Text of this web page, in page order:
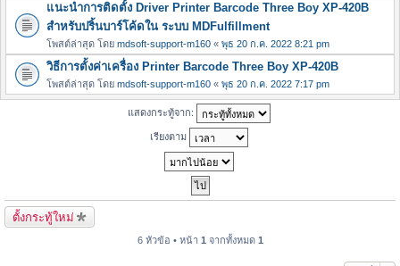
แนะนำการติดตั้ง Driver Printer Barcode Three Boy XP-420B
สำหรับปริ้นบาร์โค้ดใน ระบบ MDFulfillment
โพสต์ล่าสุด โดย mdsoft-support-m160 « พุธ 20 ก.ค. 2022 8:21 pm
วิธีการตั้งค่าเครื่อง Printer Barcode Three Boy XP-420B
โพสต์ล่าสุด โดย mdsoft-support-m160 « พุธ 20 ก.ค. 2022 7:17 pm
แสดงกระทู้จาก:
เรียงตาม
ตั้งกระทู้ใหม่
6 หัวข้อ • หน้า 1 จากทั้งหมด 1